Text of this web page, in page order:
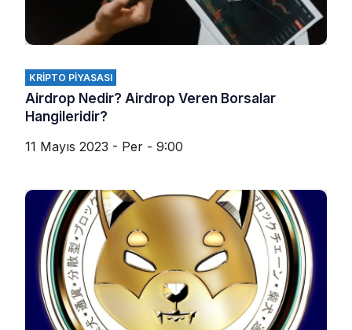
KRIPTO PIYASASI
Airdrop Nedir? Airdrop Veren Borsalar
Hangileridir?
11 Mayıs 2023 - Per - 9:00